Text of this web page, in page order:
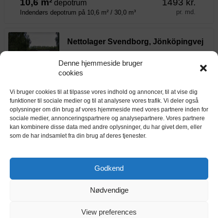
Denne hjemmeside bruger
cookies
Vi bruger cookies til at tilpasse vores indhold og annoncer, til at vise dig
funktioner til sociale medier og til at analysere vores trafik. Vi deler også
oplysninger om din brug af vores hjemmeside med vores partnere inden for
sociale medier, annonceringspartnere og analysepartnere. Vores partnere
kan kombinere disse data med andre oplysninger, du har givet dem, eller
som de har indsamlet fra din brug af deres tjenester.
Godkend
Nødvendige
View preferences
depotrum
Indendørs depotrum på 10,6 m² / 30,0 m³
1493 kr.
pr. md.
Nettolager Svendborg, Jönköpingvej 1
Adgang døgnet rundt
0,5 m²depotrum
Indendørs depotrum på 0,5 m² / 1,4 m³
100 kr.
pr. md.
Indendørs depotrum på 6,9 m² / 18,6 m³ pr. md.
9,4 m²depotrum
Indendørs depotrum på 9,4 m² / 25,4 m³
1316 kr.